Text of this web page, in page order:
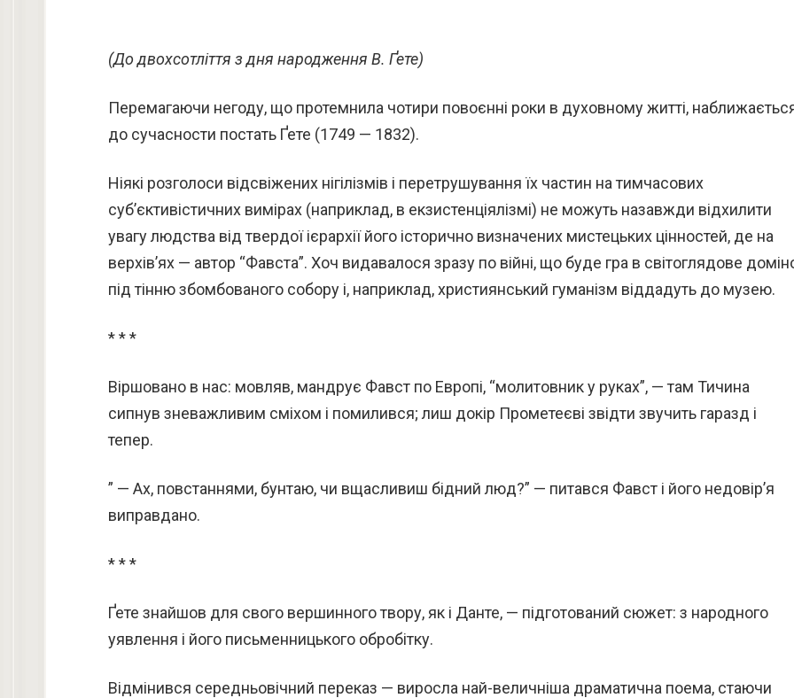
(До двохсотліття з дня народження В. Ґете)
Перемагаючи негоду, що протемнила чотири повоєнні роки в духовному житті,
до сучасности постать Ґете (1749 — 1832).
Ніякі розголоси відсвіжених нігілізмів і перетрушування їх частин на тимчасових
суб’єктивістичних вимірах (наприклад, в екзистенціялізмі) не можуть назавжди відхилити
увагу людства від твердої ієрархії його історично визначених мистецьких цінностей, де на
верхів’ях — автор “Фавста”. Хоч видавалося зразу по війні, що буде гра в світоглядове
під тінню збомбованого собору і, наприклад, християнський гуманізм віддадуть до музею.
* * *
Віршовано в нас: мовляв, мандрує Фавст по Европі, “молитовник у руках”, — там Тичина
сипнув зневажливим сміхом і помилився; лиш докір Прометеєві звідти звучить гаразд і
тепер.
” — Ах, повстаннями, бунтаю, чи вщасливиш бідний люд?” — питався Фавст і його недовір’я
виправдано.
* * *
Ґете знайшов для свого вершинного твору, як і Данте, — підготований сюжет: з народного
уявлення і його письменницького обробітку.
Відмінився середньовічний переказ — виросла най-величніша драматична поема, стаючи